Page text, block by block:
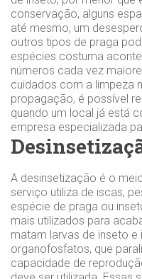
conservação, alguns
até mesmo, um
outros tipos de praga
espécies costuma
números cada vez
cuidados com a limpeza
propagação, é possível
quando um local já está
empresa especializada
A desinsetização é o
serviço utiliza de iscas,
espécie de praga ou
mais utilizados para
matam larvas de inseto e
organofosfatos, que
capacidade de